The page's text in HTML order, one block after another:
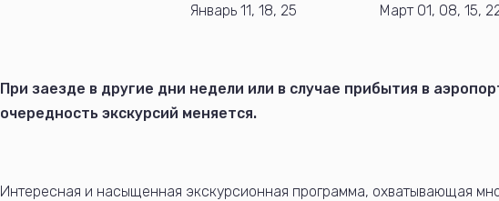
Январь 11, 18, 25 Март 01, 08, 15,
При заезде в другие дни недели или в случае прибытия в
очередность экскурсий меняется.
Интересная и насыщенная экскурсионная программа, охватывающая